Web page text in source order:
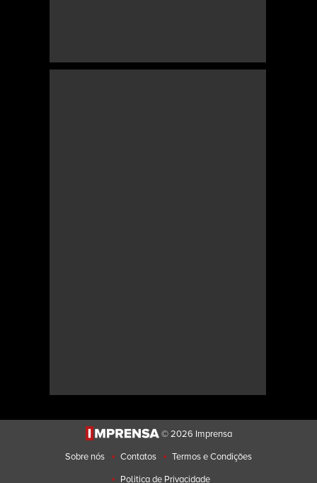
© 2026 Imprensa
Sobre nós
• Contatos • Termos e Condições
• Politica de Privacidade